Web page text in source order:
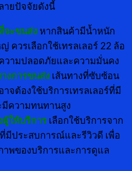
ายปัจจัยดังนี้
จะขนส่ง หากสินค้ามีน้ำหนัก
ควรเลือกใช้เทรลเลอร์ 22 ล้อ
วามปลอดภัยและความมั่นคง
งการขนส่ง เส้นทางที่ซับซ้อน
าจต้องใช้บริการเทรลเลอร์ที่มี
มีความทนทานสูง
ผู้ให้บริการ เลือกใช้บริการจาก
มีประสบการณ์และรีวิวดี เพื่อ
พของบริการและการดูแล